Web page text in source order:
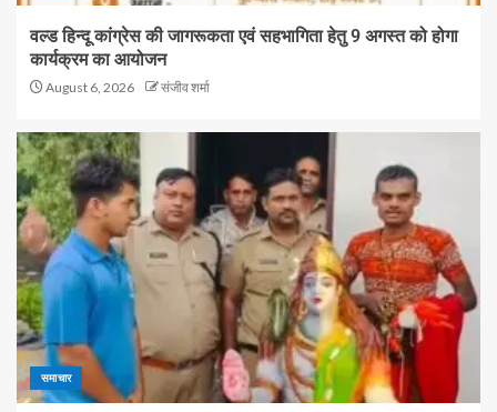
वल्ड हिन्दू कांग्रेस की जागरूकता एवं सहभागिता हेतु 9 अगस्त को होगा
कार्यक्रम का आयोजन
August 6, 2026 संजीव शर्मा
समाचार